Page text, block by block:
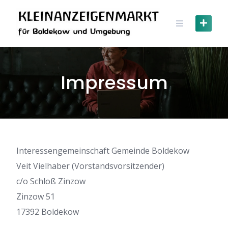
content
Impressum
Interessengemeinschaft Gemeinde Boldekow
Veit Vielhaber (Vorstandsvorsitzender)
c/o Schloß Zinzow
Zinzow 51
17392 Boldekow